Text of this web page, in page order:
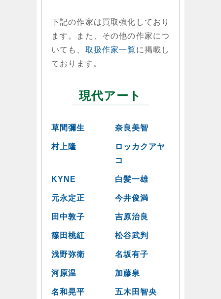
下記の作家は買取強化しており
ます。また、その他の作家につ
いても、 取扱作家一覧 に掲載し
ております。
現代アート
草間彌生 奈良美智
村上隆
ロッカクアヤ
コ
KYNE 白髪一雄
元永定正 今井俊満
田中敦子 吉原治良
篠田桃紅 松谷武判
浅野弥衛 名坂有子
河原温 加藤泉
名和晃平 五木田智央